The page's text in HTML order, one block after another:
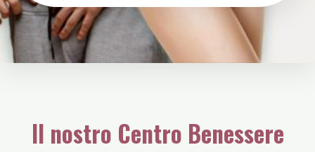
Il nostro Centro Benessere